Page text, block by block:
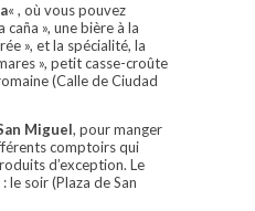
« , où vous pouvez
caña », une bière à la
», et la spécialité, la
», petit casse-croûte
(Calle de Ciudad
Miguel, pour manger
comptoirs qui
d’exception. Le
le soir (Plaza de San